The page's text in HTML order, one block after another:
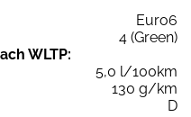
Euro6
4 (Green)
WLTP:
5,0 l/100km
130 g/km
D